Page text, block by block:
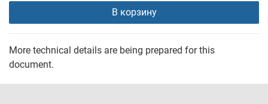
В корзину
More technical details are being prepared for this
document.